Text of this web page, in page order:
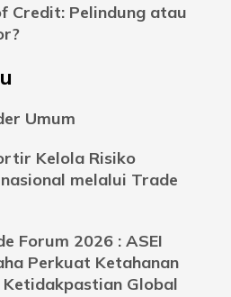
Credit: Pelindung atau
Umum
Kelola Risiko
melalui Trade
Forum 2026 : ASEI
Perkuat Ketahanan
Ketidakpastian Global